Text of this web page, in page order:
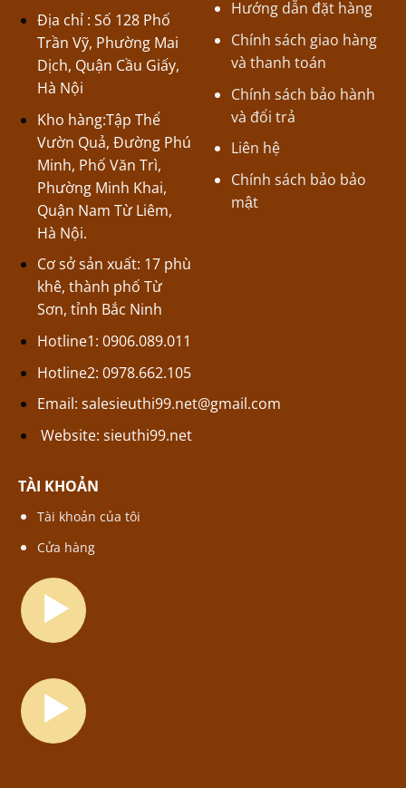
Địa chỉ : Số 128 Phố
Trần Vỹ, Phường Mai
Dịch, Quận Cầu Giấy,
Hà Nội
Kho hàng:Tập Thể
Vườn Quả, Đường Phú
Minh, Phố Văn Trì,
Phường Minh Khai,
Quận Nam Từ Liêm,
Hà Nội.
Cơ sở sản xuất: 17 phù
khê, thành phố Từ
Sơn, tỉnh Bắc Ninh
Hotline1: 0906.089.011
Hotline2: 0978.662.105
Email: salesieuthi99.net@gmail.com
Website: sieuthi99.net
Hướng dẫn đặt hàng
Chính sách giao hàng
và thanh toán
Chính sách bảo hành
và đổi trả
Liên hệ
Chính sách bảo bảo
mật
TÀI KHOẢN
Tài khoản của tôi
Cửa hàng